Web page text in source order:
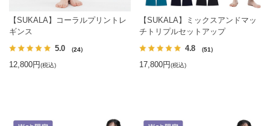
【SUKALA】コーラルプリントレ
ギンス
5.0 （24）
12,800円(税込)
【SUKALA】ミックスアンドマッ
チトリプルセットアップ
4.8 （51）
17,800円(税込)